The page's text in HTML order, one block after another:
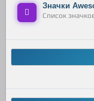
Значки
Список